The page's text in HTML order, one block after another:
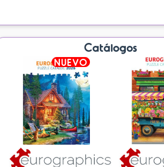
Catálogos
NUEVO